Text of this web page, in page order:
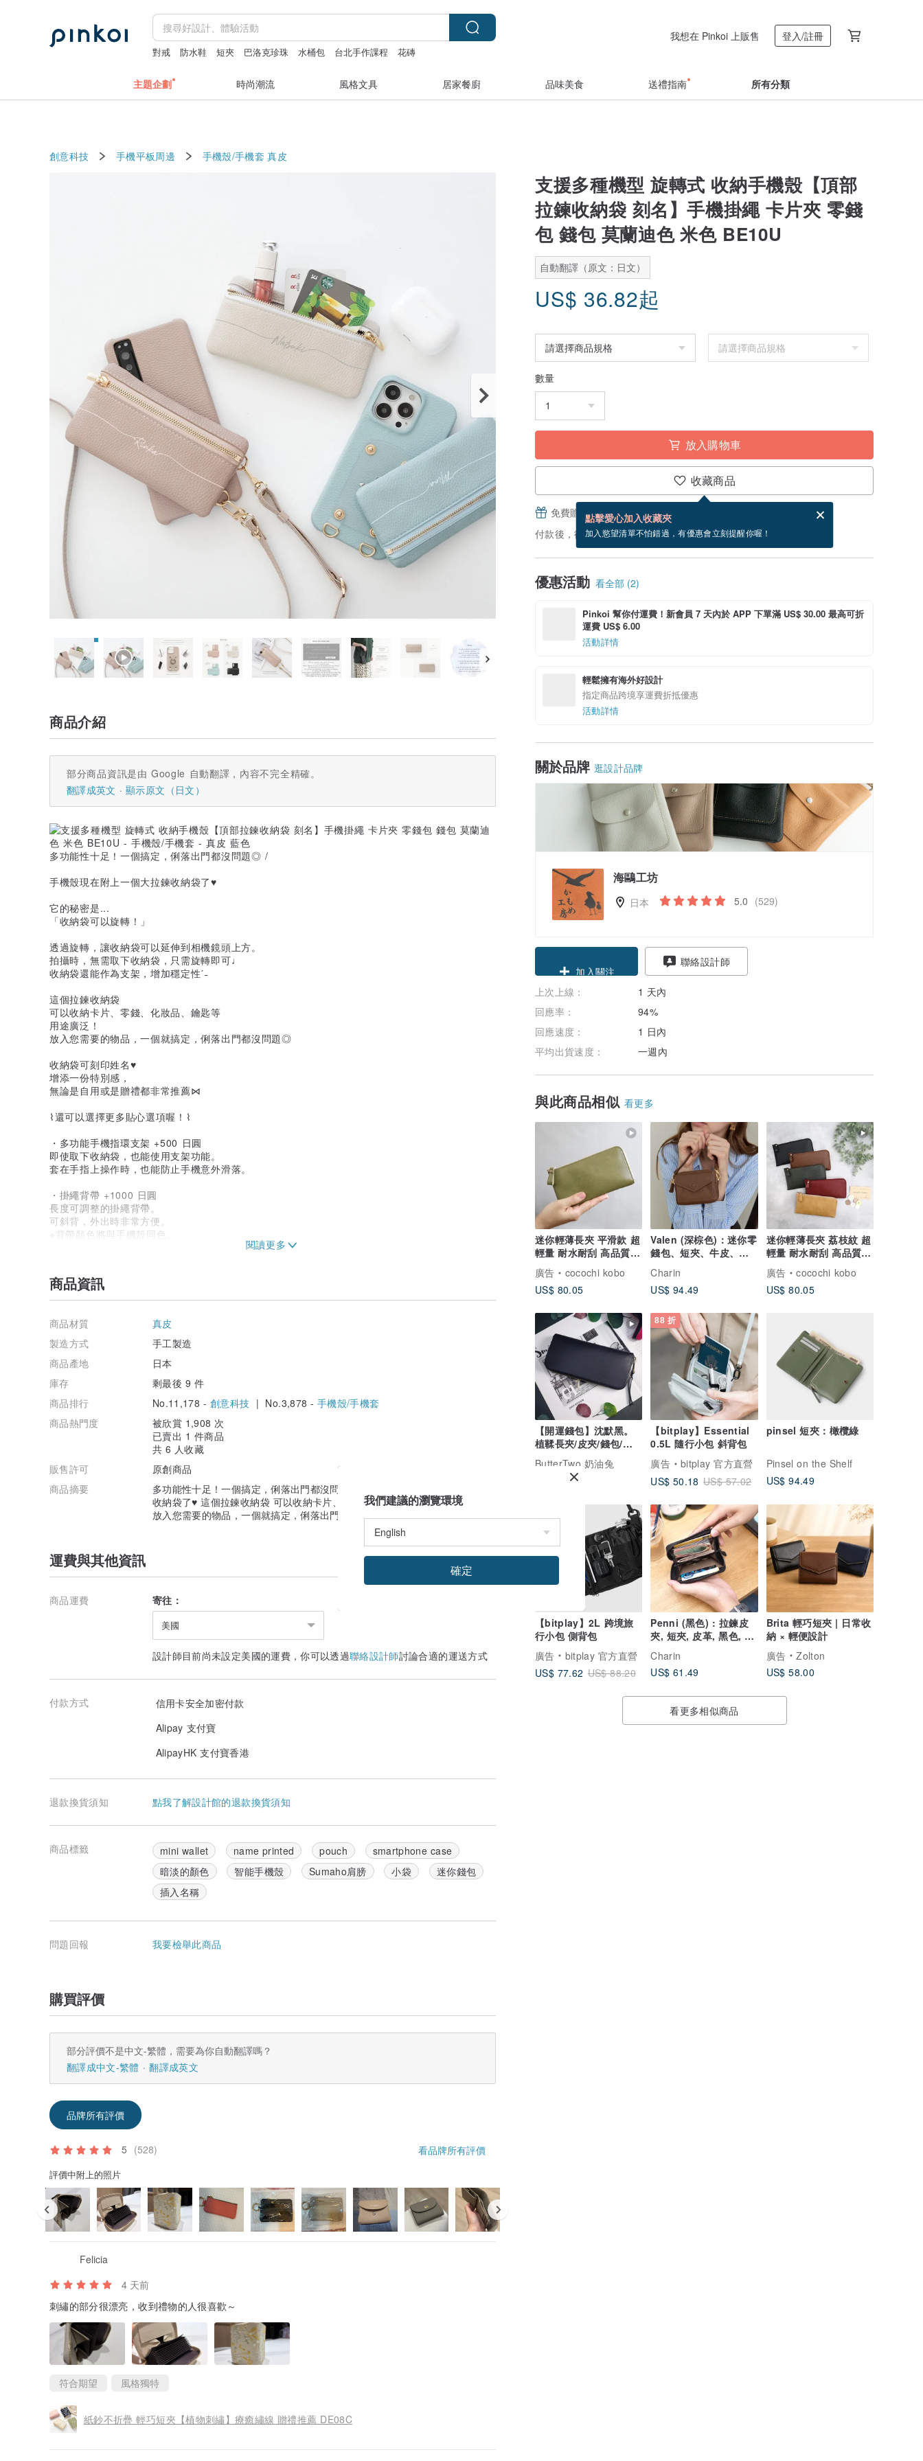
對戒 防水鞋 短夾 巴洛克珍珠 水桶包 台北手作課程
花磚
我想在 Pinkoi 上販售 登入/註冊
主題企劃 時尚潮流 風格文具 居家餐廚 品味美食 送禮指南 所有分類
創意科技 手機平板周邊 手機殼/手機套 真皮
支援多種機型 旋轉式 收納手機殼【頂部
拉鍊收納袋 刻名】手機掛繩 卡片夾 零錢
包 錢包 莫蘭迪色 米色 BE10U
自動翻譯（原文：日文）
US$ 36.82起
數量
放入購物車
收藏商品
點擊愛心加入收藏夾
加入慾望清單不怕錯過，有優惠會立刻提醒你喔！
免費贈送電子賀卡，結帳完成後填寫
付款後，從備貨到寄出商品為 5 個工作天。（不包含假日）
優惠活動 看全部 (2)
Pinkoi 幫你付運費！新會員 7 天內於 APP 下單滿 US$ 30.00 最高可折
運費 US$ 6.00
活動詳情
輕鬆擁有海外好設計
指定商品跨境享運費折抵優惠
活動詳情
關於品牌 逛設計品牌
海鷗工坊
日本 5.0 (529)
加入關注
聯絡設計師
上次上線：
1 天內
回應率：
94%
回應速度：
1 日內
平均出貨速度：
一週內
與此商品相似 看更多
迷你輕薄長夾 平滑款 超
輕量 耐水耐刮 高品質
日本製 人工皮革
廣告
cocochi kobo
US$ 80.05
Valen (深棕色)：迷你零
錢包、短夾、牛皮、深
棕色、拉鍊袋
Charin
US$ 94.49
迷你輕薄長夾 荔枝紋 超
輕量 耐水耐刮 高品質
日本製 人工皮革
廣告
cocochi kobo
US$ 80.05
【開運錢包】沈默黑。
植鞣長夾/皮夾/錢包/零
錢包
ButterTwo 奶油兔
US$ 88.20
88 折
【bitplay】Essential
0.5L 隨行小包 斜背包
廣告
bitplay 官方直營
US$ 50.18 US$ 57.02
pinsel 短夾：橄欖綠
Pinsel on the Shelf
US$ 94.49
【bitplay】2L 跨境旅
行小包 側背包
廣告
bitplay 官方直營
US$ 77.62 US$ 88.20
Penni (黑色) : 拉鍊皮
夾, 短夾, 皮革, 黑色, 迷
Charin
US$ 61.49
Brita 輕巧短夾 | 日常收
納 × 輕便設計
廣告
Zolton
US$ 58.00
看更多相似商品
商品介紹
部分商品資訊是由 Google 自動翻譯，內容不完全精確。
翻譯成英文
顯示原文（日文）
多功能性十足！一個搞定，俐落出門都沒問題◎ /
手機殼現在附上一個大拉鍊收納袋了♥
它的秘密是...
「收納袋可以旋轉！」
透過旋轉，讓收納袋可以延伸到相機鏡頭上方。
拍攝時，無需取下收納袋，只需旋轉即可♩
收納袋還能作為支架，增加穩定性ˊ˗
這個拉鍊收納袋
可以收納卡片、零錢、化妝品、鑰匙等
用途廣泛！
放入您需要的物品，一個就搞定，俐落出門都沒問題◎
收納袋可刻印姓名♥
增添一份特別感，
無論是自用或是贈禮都非常推薦⋈
⌇還可以選擇更多貼心選項喔！⌇
・多功能手機指環支架 +500 日圓
即使取下收納袋，也能使用支架功能。
套在手指上操作時，也能防止手機意外滑落。
・掛繩背帶 +1000 日圓
長度可調整的掛繩背帶。
可斜背，外出時非常方便。
※背帶顏色將與手機殼同色。
請於選項中選擇。
・ 米色
・ 淡藍
・ 黑色
※收納袋原則上與手機殼同色。
若您希望雙色搭配，請於備註欄填寫。
<< 文字刻印 >>
・只能使用圖片中的文字。無法使用 ♡・☆ 等符號。
・購買時，請於備註欄填寫您想刻印的文字。
若您不需要刻印，請於備註欄填寫「無需刻印」。
・建議字數以半形 8 個字為上限。
・根據字數多寡，文字大小可能會有所不同。
・如同完成示意圖所示，
第一個字母將會是『大寫』，其餘為『小寫』。
若有不便之處，請另外洽詢。
※刻印文字的變更僅限於訂購當日。敬請見諒。
iPhone 系列
17 / 17 Pro / 17 Pro Max / Air / 17e
15 / 15 Pro / 15 Plus / 15 Pro Max
14 / 14 Pro / 14 Plus / 14 Pro Max
13 mini / 13 / 13 Pro / 13 Pro Max
12 mini / 12 / 12 Pro / 12 Pro Max
11 / 11Pro / 11ProMax / X / XS / XR / XS Max
7 / 8 / SE (第 2 代) / SE (第 3 代)
亦支援其他 Android 機型!!( Xperia / AQUOS / Galaxy ...)
機型可在手機內的「設定」→「一般」→「關於本機」→「名稱」中確認。
ー請於備註欄填寫以下項目ーーーーーーーーーーーー
【機型】
【刻印文字】※若無需刻印，請填寫「無需刻印」。
【款式顏色】※僅需雙色搭配時才需填寫。
約 14.5cm × 約 7.5cm
- 掛繩背帶 -
約 72.5cm~約 133.5cm (含金屬配件)
寬度 約 1cm 金屬配件為金色
皮革：合成皮革 (PU 皮革)
手機殼、旋轉零件基座：聚碳酸酯 (Polycarbonate)
※※關於原創性 (智慧財產權) につきまして※※
・附可拆卸零件手機殼，已取得外觀專利
・附可保護至鏡頭的大型收納袋背面手機殼，已申請專利
・可旋轉式 背面手機殼，已申請專利
〇關於出貨及聯絡事宜
休息日：週六、週日、國定假日、年末年初、黃金週、盂蘭盆節
※休息日恕無法出貨及回覆訊息，敬請見諒。
入帳確認後，我們將於 5 個營業日內 (不含訂購日) 完成出貨。
【若有其他出貨天數標示，則以作品介紹文中的天數為準。】
<< 注意事項 >>
*商品顏色可能因您的電腦環境而有些許差異，敬請見諒。
*請於選項中選擇【款式顏色】及【是否需要背帶/手機指環支架】。
*即使未購買背帶，仍會附上 D 型環。
*收納袋尺寸為單一尺寸。依機型不同，裝上後的大小感也會有所差異。
可能會比手機殼稍大或稍小。敬請見諒。
*頻繁拆裝手機殼，可能導致邊緣皮革、樹脂塗層剝落，請小心使用。
- 使用注意事項 -
*取下收納袋時，請務必旋轉至 90°，並按住手機殼上的基座後再取下。
若只拉扯收納袋試圖取下，可能會導致損壞。
商品資訊
商品材質
真皮
製造方式
手工製造
商品產地
日本
庫存
剩最後 9 件
商品排行
No.11,178 - 創意科技 | No.3,878 -手機殼/手機套
商品熱門度
被欣賞 1,908 次
已賣出 1 件商品
共 6 人收藏
販售許可
原創商品
商品摘要
多功能性十足！一個搞定，俐落出門都沒問題◎ / 手機殼現在附上一個大拉鍊
收納袋了♥ 這個拉鍊收納袋 可以收納卡片、零錢、化妝品、鑰匙等 用途廣泛！
放入您需要的物品，一個就搞定，俐落出門都沒問題◎
運費與其他資訊
商品運費 寄往：
美國
設計師目前尚未設定美國的運費，你可以透過聯絡設計師討論合適的運送方式
付款方式
信用卡安全加密付款
Alipay 支付寶
AlipayHK 支付寶香港
退款換貨須知 點我了解設計館的退款換貨須知
商品標籤 mini wallet name printed pouch
smartphone case
暗淡的顏色
智能手機殼 Sumaho肩膀 小袋
迷你錢包
插入名稱
問題回報 我要檢舉此商品
購買評價
部分評價不是中文-繁體，需要為你自動翻譯嗎？
翻譯成中文-繁體
翻譯成英文
品牌所有評價
5 (528) 看品牌所有評價
評價中附上的照片
Felicia
4 天前
刺繡的部分很漂亮，收到禮物的人很喜歡～
符合期望 風格獨特
紙鈔不折疊 輕巧短夾【植物刺繡】療癒繡線 贈禮推薦 DE08C
我們建議的瀏覽環境
確定